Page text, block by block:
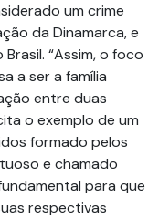
um crime
da Dinamarca, e
“Assim, o foco
a ser a família
entre duas
o exemplo de um
formado pelos
e chamado
para que
respectivas